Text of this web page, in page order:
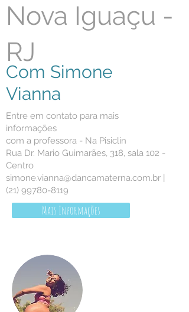
Nova Iguaçu -
RJ
Com Simone
Vianna
Entre em contato para mais
informações
com a professora - Na Pisiclin
Rua Dr. Mario Guimarães, 318, sala 102 -
Centro
simone.vianna@dancamaterna.com.br |
(21) 99780-8119
Mais Informações